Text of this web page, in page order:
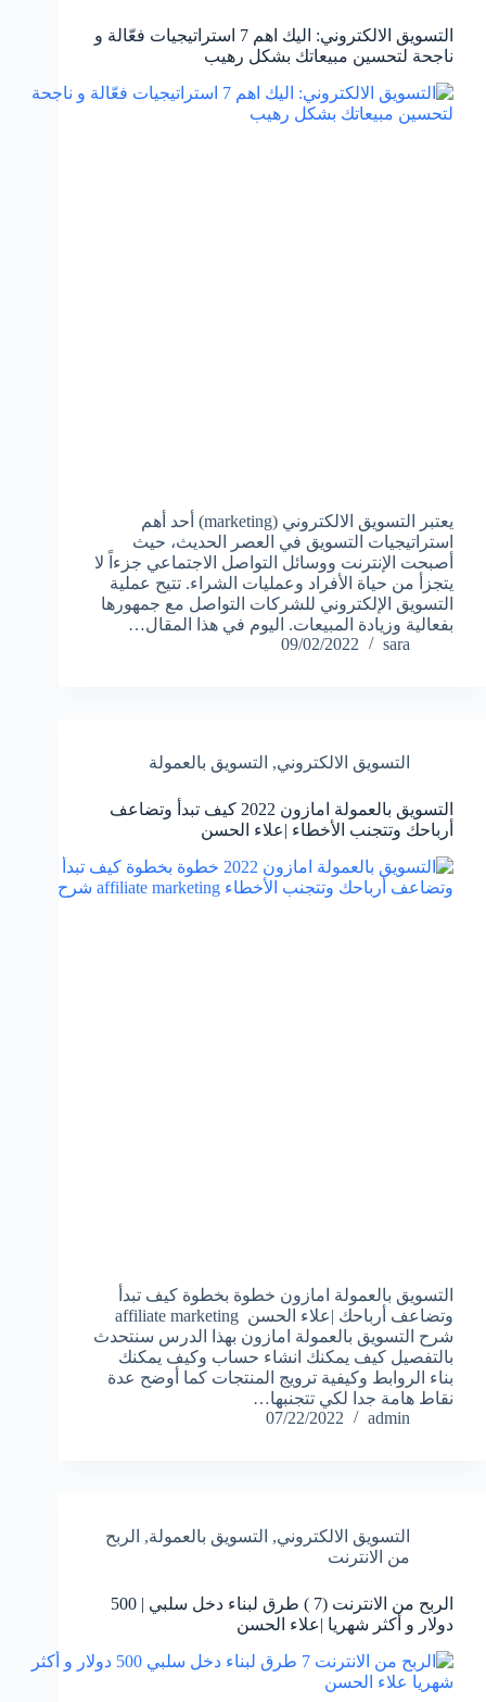
التسويق الالكتروني: اليك اهم 7 استراتيجيات فعّالة و
ناجحة لتحسين مبيعاتك بشكل رهيب
يعتبر التسويق الالكتروني (marketing) أحد أهم
استراتيجيات التسويق في العصر الحديث، حيث
أصبحت الإنترنت ووسائل التواصل الاجتماعي جزءاً لا
يتجزأ من حياة الأفراد وعمليات الشراء. تتيح عملية
التسويق الإلكتروني للشركات التواصل مع جمهورها
بفعالية وزيادة المبيعات. اليوم في هذا المقال…
sara
09/02/2022
التسويق الالكتروني, التسويق بالعمولة
التسويق بالعمولة امازون 2022 كيف تبدأ وتضاعف
أرباحك وتتجنب الأخطاء |علاء الحسن
التسويق بالعمولة امازون خطوة بخطوة كيف تبدأ
وتضاعف أرباحك |علاء الحسن affiliate marketing
شرح التسويق بالعمولة امازون بهذا الدرس سنتحدث
بالتفصيل كيف يمكنك انشاء حساب وكيف يمكنك
بناء الروابط وكيفية ترويج المنتجات كما أوضح عدة
نقاط هامة جدا لكي تتجنبها…
admin
07/22/2022
التسويق الالكتروني, التسويق بالعمولة, الربح
من الانترنت
الربح من الانترنت (7 ) طرق لبناء دخل سلبي | 500
دولار و أكثر شهريا |علاء الحسن